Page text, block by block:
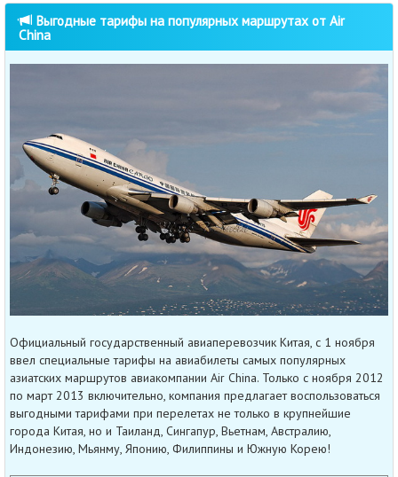
Выгодные тарифы на популярных маршрутах от Air
China
Официальный государственный авиаперевозчик Китая, с 1 ноября
ввел специальные тарифы на авиабилеты самых популярных
азиатских маршрутов авиакомпании Air China. Только с ноября 2012
по март 2013 включительно, компания предлагает воспользоваться
выгодными тарифами при перелетах не только в крупнейшие
города Китая, но и Таиланд, Сингапур, Вьетнам, Австралию,
Индонезию, Мьянму, Японию, Филиппины и Южную Корею!